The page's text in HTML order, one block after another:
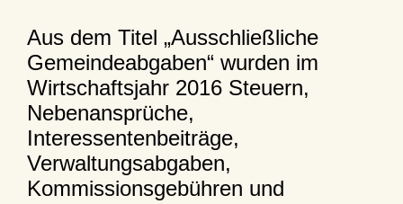
Aus dem Titel „Ausschließliche
Gemeindeabgaben“ wurden im
Wirtschaftsjahr 2016 Steuern,
Nebenansprüche,
Interessentenbeiträge,
Verwaltungsabgaben,
Kommissionsgebühren und